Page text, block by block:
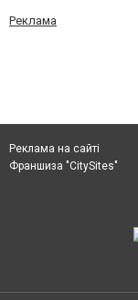
Реклама
Реклама на сайті
Франшиза "CitySites"